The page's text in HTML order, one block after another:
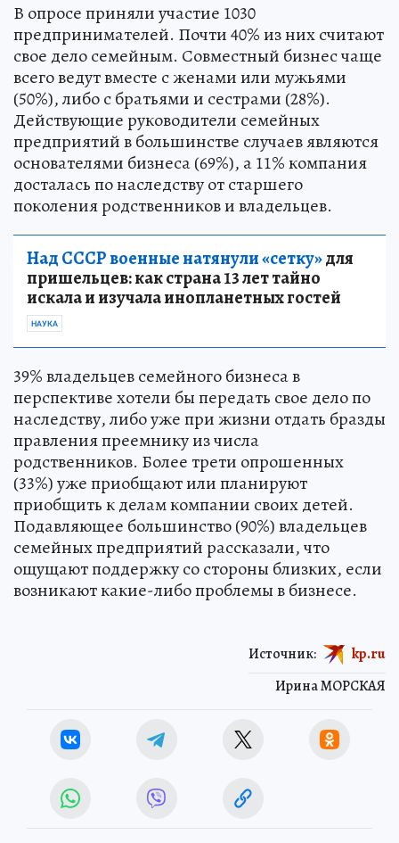
В опросе приняли участие 1030
предпринимателей. Почти 40% из них считают
свое дело семейным. Совместный бизнес чаще
всего ведут вместе с женами или мужьями
(50%), либо с братьями и сестрами (28%).
Действующие руководители семейных
предприятий в большинстве случаев являются
основателями бизнеса (69%), а 11% компания
досталась по наследству от старшего
поколения родственников и владельцев.
Над СССР военные натянули «сетку»для
пришельцев: как страна 13 лет тайно
искала и изучала инопланетных гостей
НАУКА
39% владельцев семейного бизнеса в
перспективе хотели бы передать свое дело по
наследству, либо уже при жизни отдать бразды
правления преемнику из числа
родственников. Более трети опрошенных
(33%) уже приобщают или планируют
приобщить к делам компании своих детей.
Подавляющее большинство (90%) владельцев
семейных предприятий рассказали, что
ощущают поддержку со стороны близких, если
возникают какие-либо проблемы в бизнесе.
Ирина МОРСКАЯ
Источник: kp.ru